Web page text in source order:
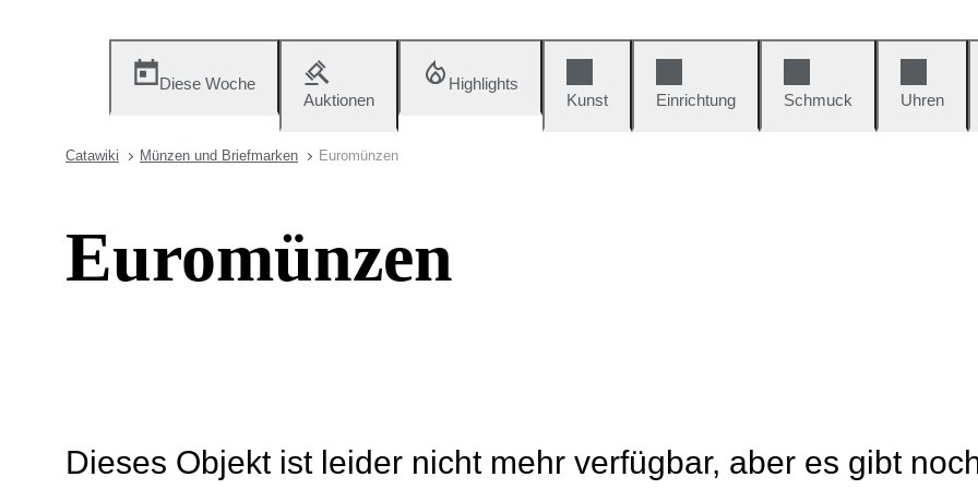
Diese Woche
Auktionen
Highlights
Kunst
Einrichtung Schmuck Uhren
Catawiki Münzen und Briefmarken Euromünzen
Euromünzen
Dieses Objekt ist leider nicht mehr verfügbar, aber es gibt